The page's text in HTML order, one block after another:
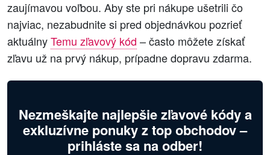
zaujímavou voľbou. Aby ste pri nákupe ušetrili čo
najviac, nezabudnite si pred objednávkou pozrieť
aktuálnyTemu zľavový kód – často môžete získať
zľavu už na prvý nákup, prípadne dopravu zdarma.
Nezmeškajte najlepšie zľavové kódy a
exkluzívne ponuky z top obchodov –
prihláste sa na odber!